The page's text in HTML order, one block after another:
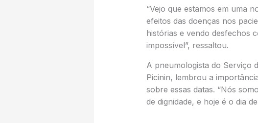
“Vejo que estamos em uma
efeitos das doenças nos
histórias e vendo desfechos
impossível”, ressaltou.
A pneumologista do Serviço
Picinin, lembrou a
sobre essas datas. “Nós
de dignidade, e hoje é o dia